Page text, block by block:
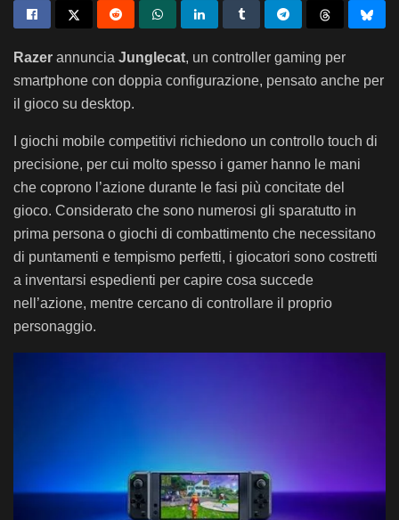
Razer annuncia Junglecat, un controller gaming per
smartphone con doppia configurazione, pensato anche per
il gioco su desktop.
I giochi mobile competitivi richiedono un controllo touch di
precisione, per cui molto spesso i gamer hanno le mani
che coprono l’azione durante le fasi più concitate del
gioco. Considerato che sono numerosi gli sparatutto in
prima persona o giochi di combattimento che necessitano
di puntamenti e tempismo perfetti, i giocatori sono costretti
a inventarsi espedienti per capire cosa succede
nell’azione, mentre cercano di controllare il proprio
personaggio.